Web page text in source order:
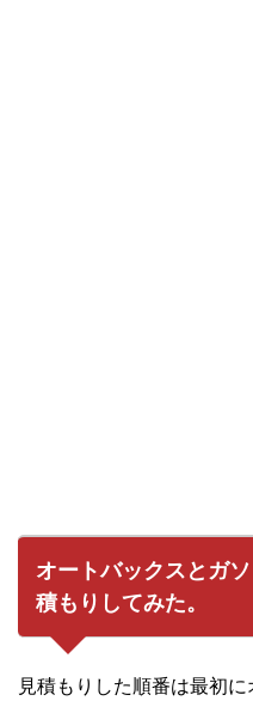
オートバックスとガ
積もりしてみた。
見積もりした順番は最初